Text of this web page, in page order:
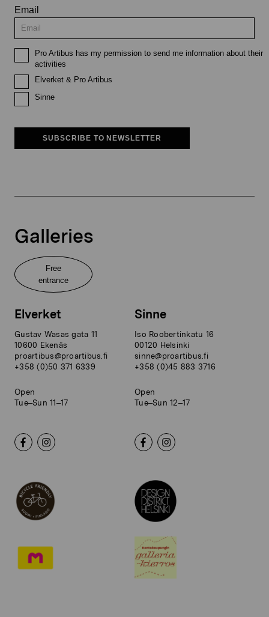
Email
Pro Artibus has my permission to send me information about their
activities
Elverket & Pro Artibus
Sinne
SUBSCRIBE TO NEWSLETTER
Galleries
Free
entrance
Elverket
Gustav Wasas gata 11
10600 Ekenäs
proartibus@proartibus.fi
+358 (0)50 371 6339
Open
Tue–Sun 11–17
Sinne
Iso Roobertinkatu 16
00120 Helsinki
sinne@proartibus.fi
+358 (0)45 883 3716
Open
Tue–Sun 12–17